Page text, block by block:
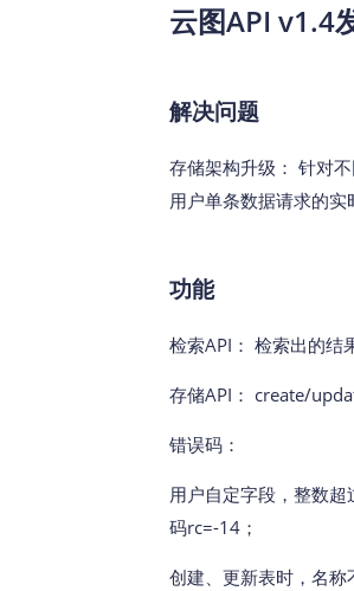
云图API v1.4
解决问题
存储架构升级： 针对
用户单条数据请求的实
功能
检索API： 检索出的结
存储API： create/
错误码：
用户自定字段，整数
码rc=-14；
创建、更新表时，名